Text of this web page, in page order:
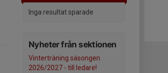
Inga resultat sparade
Nyheter från sektionen
Vinterträning säsongen
2026/2027 - till ledare!